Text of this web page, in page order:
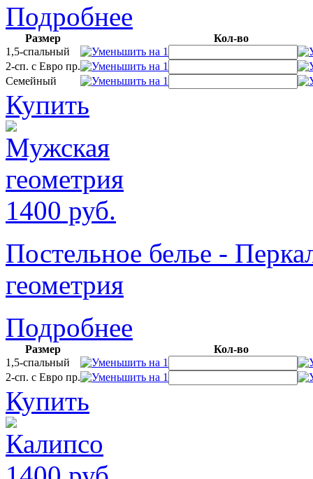
Подробнее
Размер
Кол-во
1,5-спальный
2-сп. с Евро пр.
Семейный
Купить
1400 руб.
Постельное белье -
геометрия
Подробнее
Размер
Кол-во
1,5-спальный
2-сп. с Евро пр.
Купить